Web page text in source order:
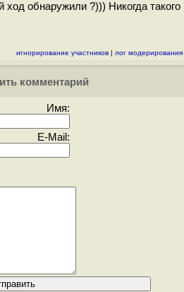
обнаружили ?))) Никогда такого
игнорирование участников | лог модерирования
комментарий
Имя:
E-Mail: